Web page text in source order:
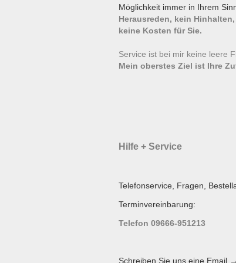
Möglichkeit immer in Ihrem
Herausreden, kein
keine Kosten für Sie.
Service ist bei mir keine leere
Mein oberstes Ziel ist Ihre
Hilfe + Service
Telefonservice, Fragen,
Terminvereinbarung:
Telefon 09666-951213
Schreiben Sie uns eine Email →